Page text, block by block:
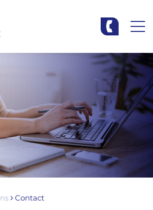
Contact